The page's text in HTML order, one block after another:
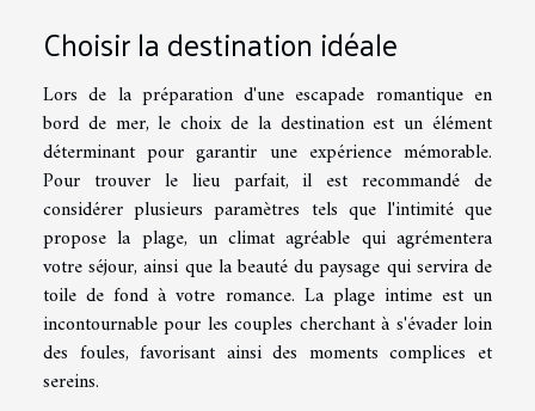
Choisir la destination idéale
Lors de la préparation d'une escapade romantique en
bord de mer, le choix de la destination est un élément
déterminant pour garantir une expérience mémorable.
Pour trouver le lieu parfait, il est recommandé de
considérer plusieurs paramètres tels que l'intimité que
propose la plage, un climat agréable qui agrémentera
votre séjour, ainsi que la beauté du paysage qui servira de
toile de fond à votre romance. La plage intime est un
incontournable pour les couples cherchant à s'évader loin
des foules, favorisant ainsi des moments complices et
sereins.